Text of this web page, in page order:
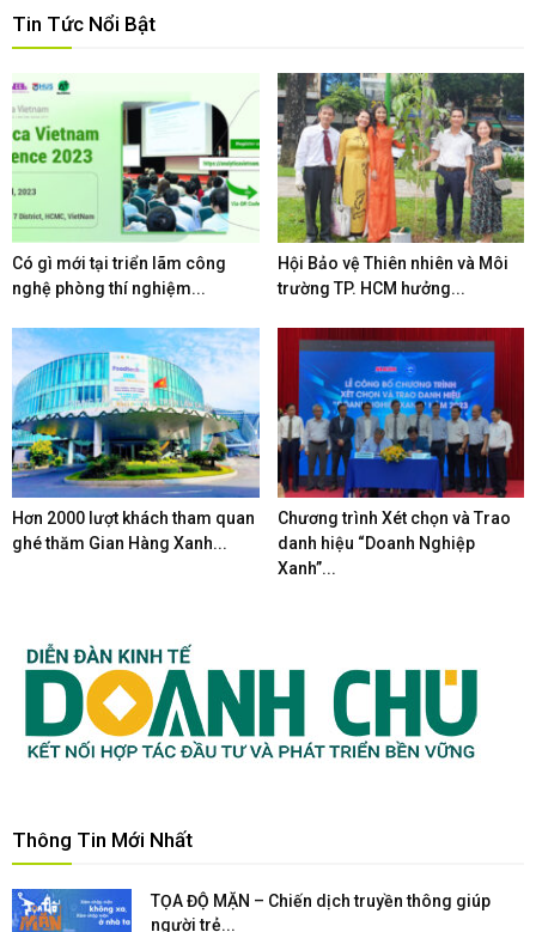
Tin Tức Nổi Bật
Có gì mới tại triển lãm công
nghệ phòng thí nghiệm...
Hội Bảo vệ Thiên nhiên và Môi
trường TP. HCM hưởng...
Hơn 2000 lượt khách tham quan
ghé thăm Gian Hàng Xanh...
Chương trình Xét chọn và Trao
danh hiệu “Doanh Nghiệp
Xanh”...
Thông Tin Mới Nhất
TỌA ĐỘ MẶN – Chiến dịch truyền thông giúp
người trẻ...